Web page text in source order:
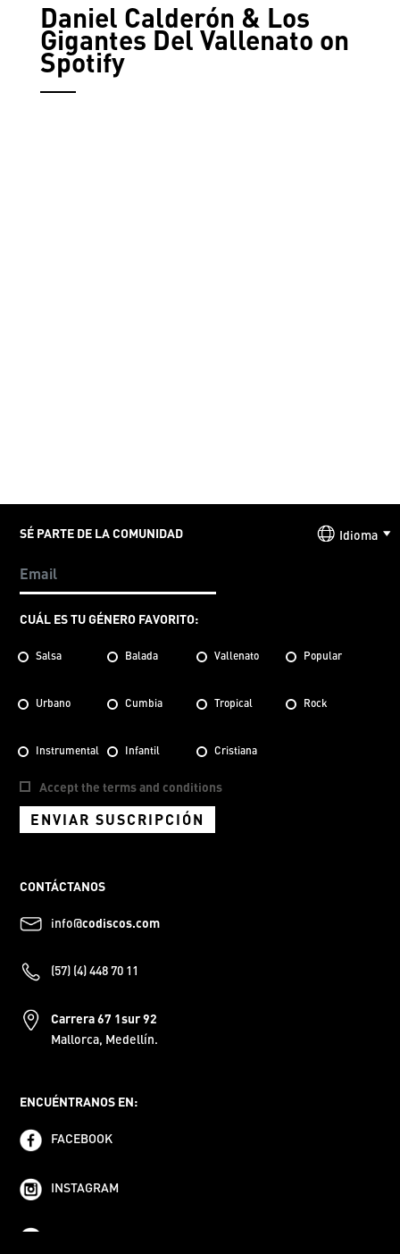
Daniel Calderón & Los
Gigantes Del Vallenato on
Spotify
SÉ PARTE DE LA COMUNIDAD
CUÁL ES TU GÉNERO FAVORITO:
Salsa Balada Vallenato Popular
Urbano Cumbia Tropical Rock
Instrumental Infantil Cristiana
Accept the terms and conditions
ENVIAR SUSCRIPCIÓN
CONTÁCTANOS
info@codiscos.com
(57) (4) 448 70 11
Carrera 67 1sur 92
Mallorca, Medellín.
ENCUÉNTRANOS EN:
FACEBOOK
INSTAGRAM
Idioma